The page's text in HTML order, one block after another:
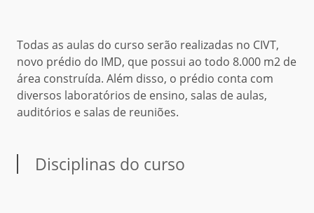
Todas as aulas do curso serão realizadas no CIVT,
novo prédio do IMD, que possui ao todo 8.000 m2 de
área construída. Além disso, o prédio conta com
diversos laboratórios de ensino, salas de aulas,
auditórios e salas de reuniões.
Disciplinas do curso